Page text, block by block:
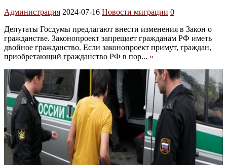
Администрация 2024-07-16 Новости миграции 0
Депутаты Госдумы предлагают внести изменения в Закон о
гражданстве. Законопроект запрещает гражданам РФ иметь
двойное гражданство. Если законопроект примут, граждан,
приобретающий гражданство РФ в пор... »